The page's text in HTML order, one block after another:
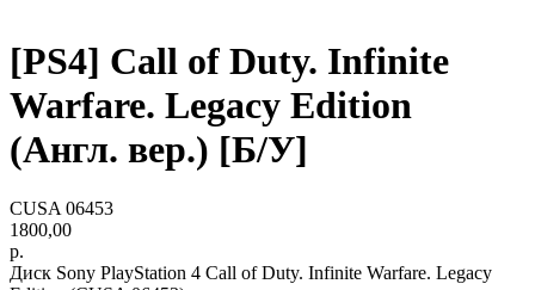
[PS4] Call of Duty. Infinite
Warfare. Legacy Edition
(Англ. вер.) [Б/У]
CUSA 06453
1800,00
р.
Диск Sony PlayStation 4 Call of Duty. Infinite Warfare. Legacy